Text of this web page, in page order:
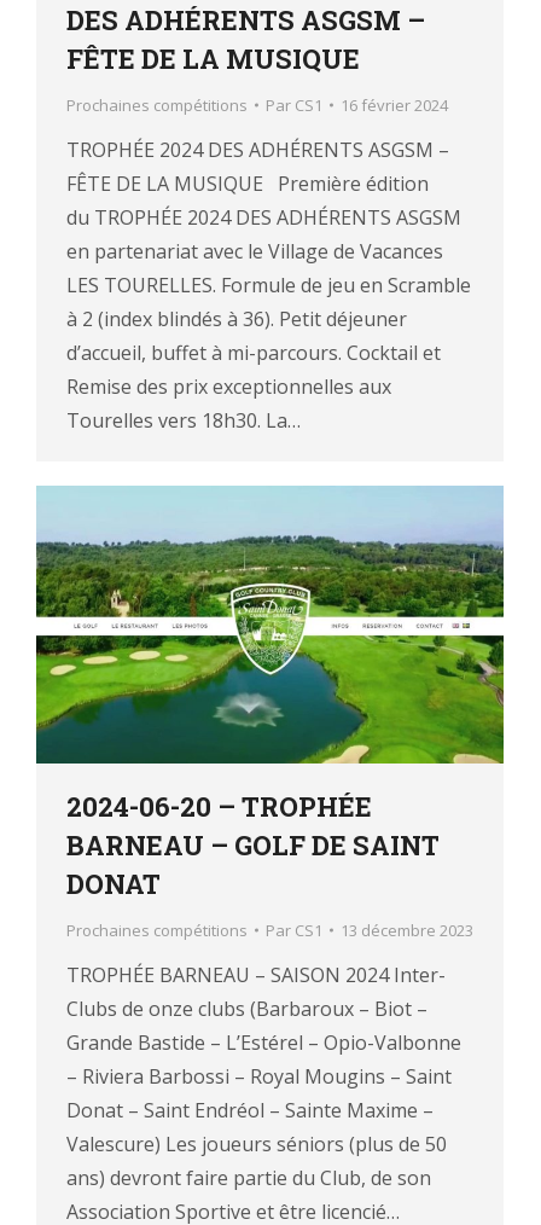
DES ADHÉRENTS ASGSM –
FÊTE DE LA MUSIQUE
Prochaines compétitions Par CS1 16 février 2024
TROPHÉE 2024 DES ADHÉRENTS ASGSM –
FÊTE DE LA MUSIQUE Première édition
du TROPHÉE 2024 DES ADHÉRENTS ASGSM
en partenariat avec le Village de Vacances
LES TOURELLES. Formule de jeu en Scramble
à 2 (index blindés à 36). Petit déjeuner
d’accueil, buffet à mi-parcours. Cocktail et
Remise des prix exceptionnelles aux
Tourelles vers 18h30. La…
2024-06-20 – TROPHÉE
BARNEAU – GOLF DE SAINT
DONAT
Prochaines compétitions Par CS1 13 décembre 2023
TROPHÉE BARNEAU – SAISON 2024 Inter-
Clubs de onze clubs (Barbaroux – Biot –
Grande Bastide – L’Estérel – Opio-Valbonne
– Riviera Barbossi – Royal Mougins – Saint
Donat – Saint Endréol – Sainte Maxime –
Valescure) Les joueurs séniors (plus de 50
ans) devront faire partie du Club, de son
Association Sportive et être licencié…